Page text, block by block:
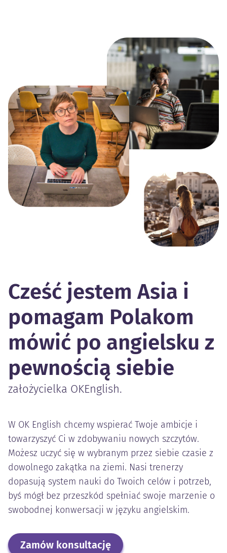
Cześć jestem Asia i
pomagam Polakom
mówić po angielsku z
pewnością siebie
założycielka OKEnglish.
W OK English chcemy wspierać Twoje ambicje i
towarzyszyć Ci w zdobywaniu nowych szczytów.
Możesz uczyć się w wybranym przez siebie czasie z
dowolnego zakątka na ziemi. Nasi trenerzy
dopasują system nauki do Twoich celów i potrzeb,
byś mógł bez przeszkód spełniać swoje marzenie o
swobodnej konwersacji w języku angielskim.
Zamów konsultację